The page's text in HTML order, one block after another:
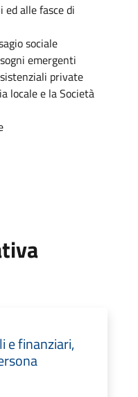
ed alle fasce di
sociale
emergenti
private
locale e la Società
e finanziari,